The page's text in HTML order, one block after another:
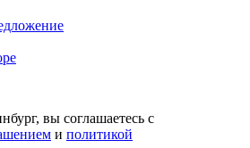
вы соглашаетесь с
и политикой